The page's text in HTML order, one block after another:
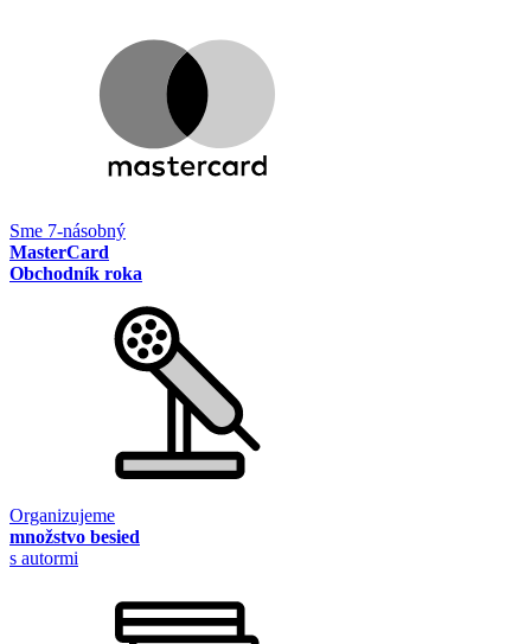
Sme 7-násobný
MasterCard
Obchodník roka
Organizujeme
množstvo besied
s autormi